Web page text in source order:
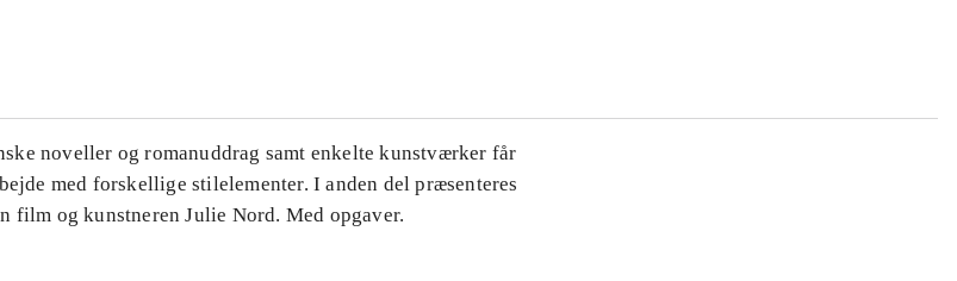
noveller og romanuddrag samt enkelte kunstværker får
med forskellige stilelementer. I anden del præsenteres
film og kunstneren Julie Nord. Med opgaver.